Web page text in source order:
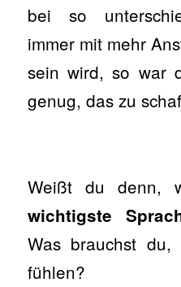
bei so
immer mit mehr
sein wird, so war
genug, das zu
Weißt du denn,
wichtigste
Was brauchst
fühlen?